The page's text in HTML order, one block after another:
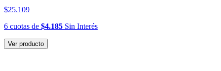
$25.109
6 cuotas de $4.185 Sin Interés
Ver producto